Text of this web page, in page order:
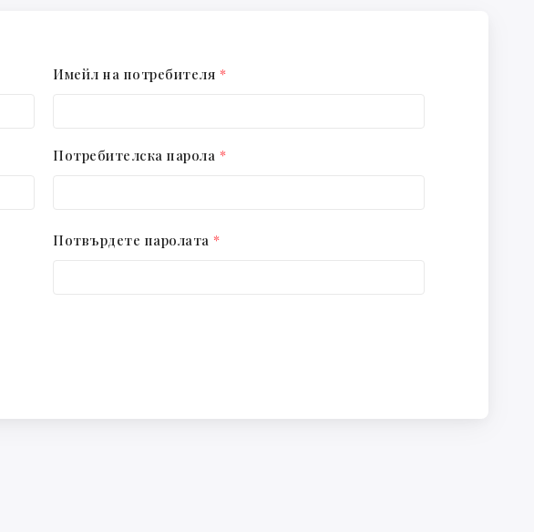
Имейл на потребителя *
Потребителска парола *
Потвърдете паролата *